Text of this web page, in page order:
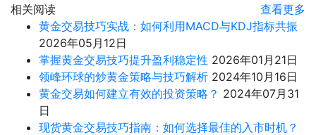
相关阅读
查看更多
黄金交易技巧实战：如何利用MACD与KDJ指标共振
2026年05月12日
掌握黄金交易技巧提升盈利稳定性 2026年01月21日
领峰环球的炒黄金策略与技巧解析 2024年10月16日
黄金交易如何建立有效的投资策略？ 2024年07月31
日
现货黄金交易技巧指南：如何选择最佳的入市时机？